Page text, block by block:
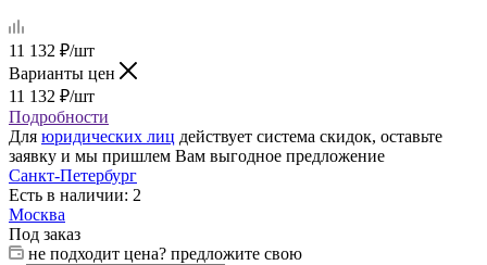
11 132 ₽/шт
Варианты цен
11 132 ₽/шт
Подробности
Для юридических лиц действует система скидок, оставьте
заявку и мы пришлем Вам выгодное предложение
Санкт-Петербург
Есть в наличии: 2
Москва
Под заказ
не подходит цена? предложите свою